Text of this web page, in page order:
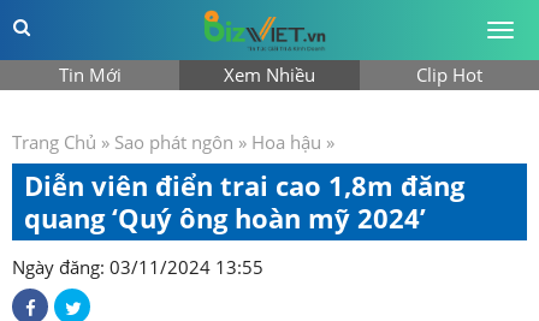
Tin Mới Xem Nhiều Clip Hot
Trang Chủ » Sao phát ngôn » Hoa hậu »
Diễn viên điển trai cao 1,8m đăng
quang ‘Quý ông hoàn mỹ 2024’
Ngày đăng: 03/11/2024 13:55